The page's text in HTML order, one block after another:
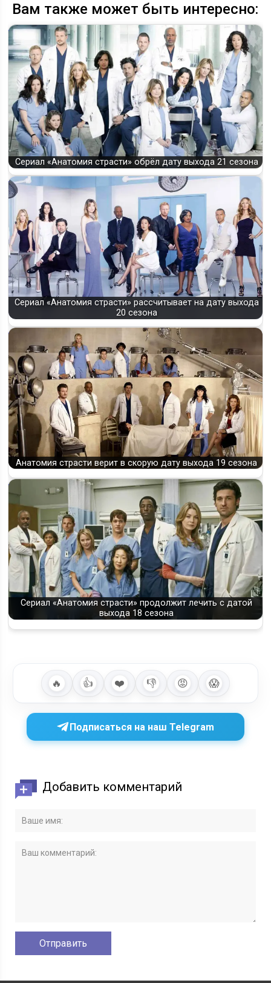
Вам также может быть интересно:
Сериал «Анатомия страсти» обрёл дату выхода 21 сезона
Сериал «Анатомия страсти» рассчитывает на дату выхода
20 сезона
Анатомия страсти верит в скорую дату выхода 19 сезона
Сериал «Анатомия страсти» продолжит лечить с датой
выхода 18 сезона
🔥 👍 ❤️ 👎 😡 😱
Подписаться на наш Telegram
Добавить комментарий